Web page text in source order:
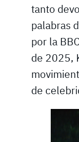
tanto
palabras
por la
de 2025,
de